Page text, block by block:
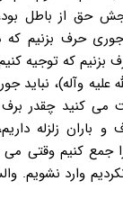
حق از باطل
جوری حرف بزنیم
بزنیم که توجیه
علیه وآله)،
کنید چقدر برف
زلزله
جمع کنیم وقتی
وارد نشویم.